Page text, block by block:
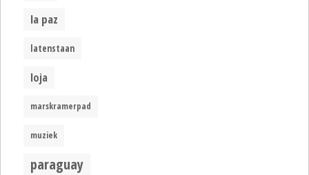
la paz
latenstaan
loja
marskramerpad
muziek
paraguay